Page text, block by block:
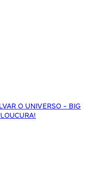
O UNIVERSO - BIG